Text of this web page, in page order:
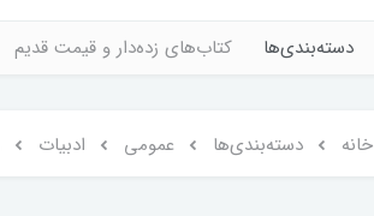
دسته‌بندی‌ها کتاب‌های زده‌دار و قیمت قدیم
خانه دسته‌بندی‌ها عمومی ادبیات